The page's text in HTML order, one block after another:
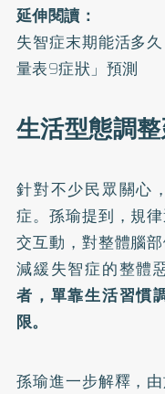
延伸閱讀：
失智症末期能活多
量表9症狀」預測
生活型態調
針對不少民眾關心
症。孫瑜提到，規
交互動，對整體腦
減緩失智症的整體
者，單靠生活習慣
限。
孫瑜進一步解釋，